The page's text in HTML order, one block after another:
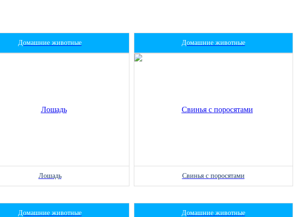
Домашние животные
Лошадь
Домашние животные
Свинья с поросятами
Домашние животные Домашние животные